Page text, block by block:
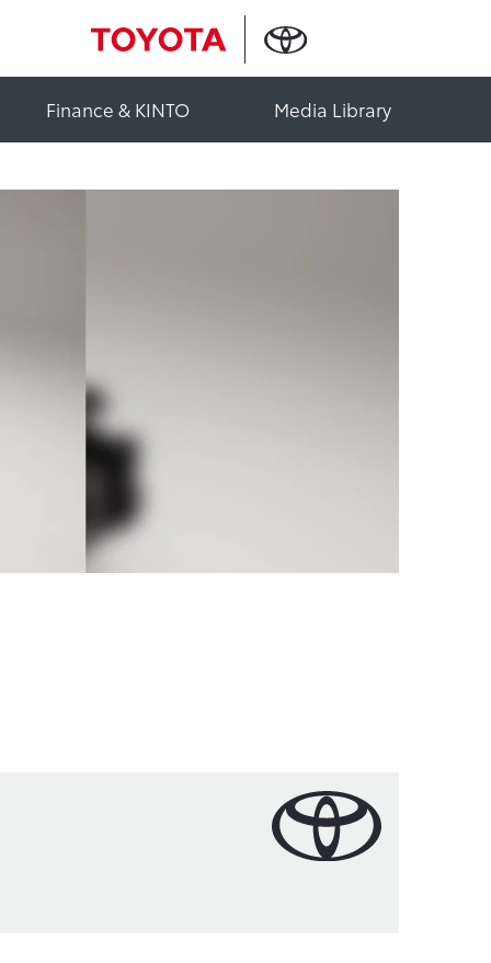
Finance & KINTO Media Library